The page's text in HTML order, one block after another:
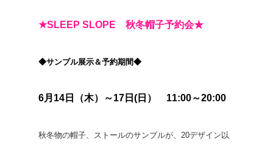
★SLEEP SLOPE 秋冬帽子予約会★
◆サンプル展示＆予約期間◆
6月14日（木）～17日(日） 11:00～20:00
秋冬物の帽子、ストールのサンプルが、20デザイン以